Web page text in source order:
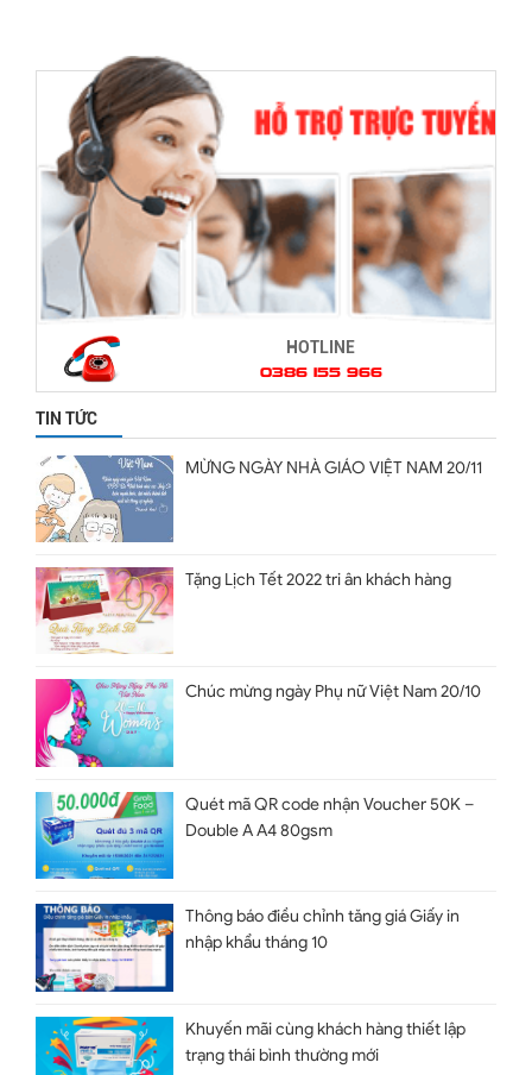
HOTLINE
0386 155 966
TIN TỨC
MỪNG NGÀY NHÀ GIÁO VIỆT NAM 20/11
Tặng Lịch Tết 2022 tri ân khách hàng
Chúc mừng ngày Phụ nữ Việt Nam 20/10
Quét mã QR code nhận Voucher 50K –
Double A A4 80gsm
Thông báo điều chỉnh tăng giá Giấy in
nhập khẩu tháng 10
Khuyến mãi cùng khách hàng thiết lập
trạng thái bình thường mới